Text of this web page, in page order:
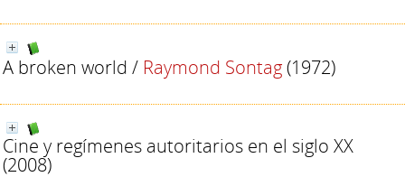
A broken world / Raymond Sontag(1972)
Cine y regímenes autoritarios en el siglo XX
(2008)